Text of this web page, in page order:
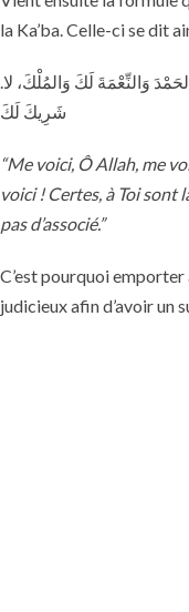
la Ka’ba. Celle-ci se dit
شَرِيكَ لَكَ
“Me voici, Ô Allah, me
voici ! Certes, à Toi sont
pas d’associé.”
C’est pourquoi
judicieux afin d’avoir un